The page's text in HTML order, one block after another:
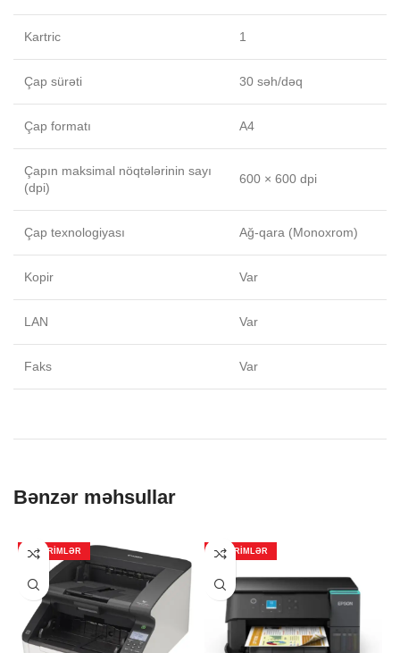
Kartric 1
Çap sürəti 30 səh/dəq
Çap formatı A4
Çapın maksimal nöqtələrinin sayı
(dpi)
600 × 600 dpi
Çap texnologiyası Ağ-qara (Monoxrom)
Kopir Var
LAN Var
Faks Var
Bənzər məhsullar
ENDIRIMLƏR ENDIRIMLƏR